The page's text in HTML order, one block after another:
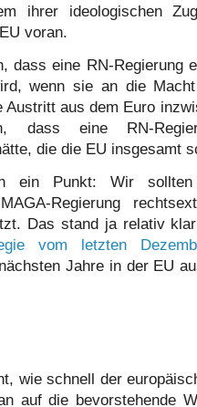
ihrer ideologischen
voran.
dass eine RN-Regierung
wenn sie an die
Austritt aus dem Euro
dass eine RN-
die die EU insgesamt
ein Punkt: Wir
Regierung
Das stand ja relativ
vom letzten
Jahre in der EU
wie schnell der
auf die bevorstehende